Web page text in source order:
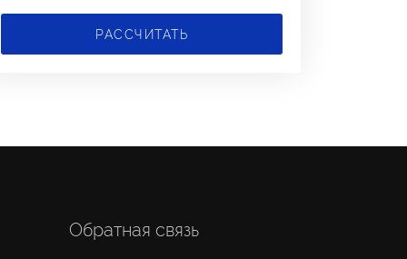
РАССЧИТАТЬ
Обратная связь